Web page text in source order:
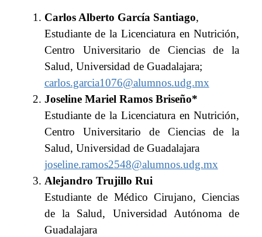
Carlos Alberto García Santiago,
Estudiante de la Licenciatura en Nutrición,
Centro Universitario de Ciencias de la
Salud, Universidad de Guadalajara;
carlos.garcia1076@alumnos.udg.mx
Joseline Mariel Ramos Briseño*
Estudiante de la Licenciatura en Nutrición,
Centro Universitario de Ciencias de la
Salud, Universidad de Guadalajara
joseline.ramos2548@alumnos.udg.mx
Alejandro Trujillo Rui
Estudiante de Médico Cirujano, Ciencias
de la Salud, Universidad Autónoma de
Guadalajara